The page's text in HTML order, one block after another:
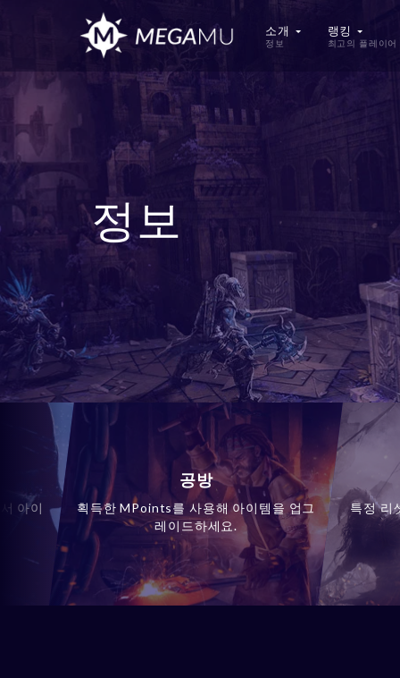
소개
정보
랭킹
최고의 플레이어
정보
아이
공방
획득한 MPoints를 사용해 아이템을 업그
레이드하세요.
특정 리